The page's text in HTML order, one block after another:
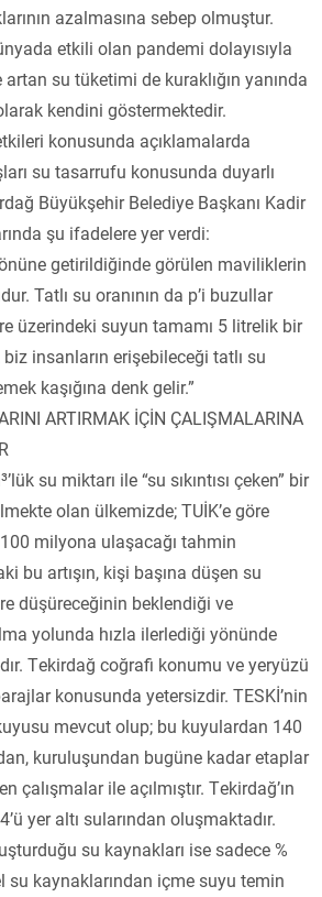
azalmasına sebep olmuştur.
etkili olan pandemi dolayısıyla
su tüketimi de kuraklığın yanında
kendini göstermektedir.
konusunda açıklamalarda
su tasarrufu konusunda duyarlı
Büyükşehir Belediye Başkanı Kadir
şu ifadelere yer verdi:
getirildiğinde görülen maviliklerin
Tatlı su oranının da p’i buzullar
üzerindeki suyun tamamı 5 litrelik bir
insanların erişebileceği tatlı su
kaşığına denk gelir.”
ARTIRMAK İÇİN ÇALIŞMALARINA
su miktarı ile “su sıkıntısı çeken” bir
olan ülkemizde; TUİK’e göre
milyona ulaşacağı tahmin
bu artışın, kişi başına düşen su
düşüreceğinin beklendiği ve
yolunda hızla ilerlediği yönünde
Tekirdağ coğrafi konumu ve yeryüzü
konusunda yetersizdir. TESKİ’nin
mevcut olup; bu kuyulardan 140
kuruluşundan bugüne kadar etaplar
çalışmalar ile açılmıştır. Tekirdağ’ın
yer altı sularından oluşmaktadır.
su kaynakları ise sadece %
su kaynaklarından içme suyu temin